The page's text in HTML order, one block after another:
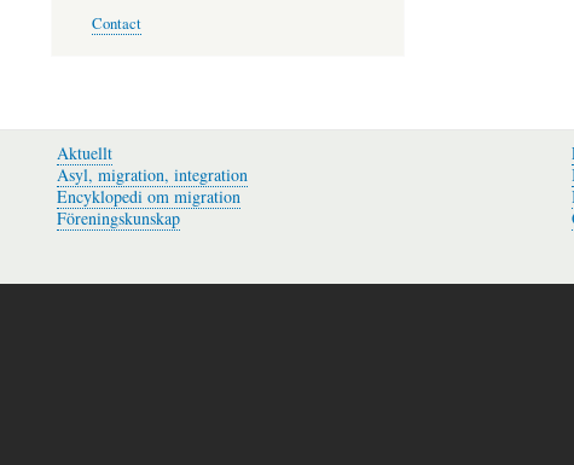
menu
Contact
Aktuellt
Asyl, migration, integration
Encyklopedi om migration
Föreningskunskap